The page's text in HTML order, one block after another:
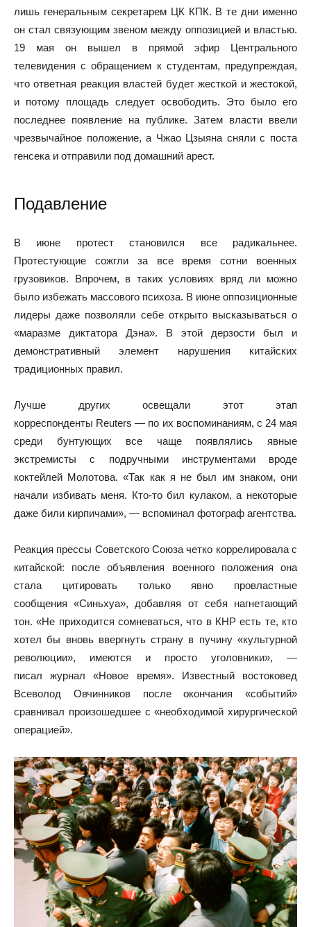
лишь генеральным секретарем ЦК КПК. В те дни именно
он стал связующим звеном между оппозицией и властью.
19 мая он вышел в прямой эфир Центрального
телевидения с обращением к студентам, предупреждая,
что ответная реакция властей будет жесткой и жестокой,
и потому площадь следует освободить. Это было его
последнее появление на публике. Затем власти ввели
чрезвычайное положение, а Чжао Цзыяна сняли с поста
генсека и отправили под домашний арест.
Подавление
В июне протест становился все радикальнее.
Протестующие сожгли за все время сотни военных
грузовиков. Впрочем, в таких условиях вряд ли можно
было избежать массового психоза. В июне оппозиционные
лидеры даже позволяли себе открыто высказываться о
«маразме диктатора Дэна». В этой дерзости был и
демонстративный элемент нарушения китайских
традиционных правил.
Лучше других освещали этот этап
корреспонденты Reuters — по их воспоминаниям, с 24 мая
среди бунтующих все чаще появлялись явные
экстремисты с подручными инструментами вроде
коктейлей Молотова. «Так как я не был им знаком, они
начали избивать меня. Кто-то бил кулаком, а некоторые
даже били кирпичами», — вспоминал фотограф агентства.
Реакция прессы Советского Союза четко коррелировала с
китайской: после объявления военного положения она
стала цитировать только явно провластные
сообщения «Синьхуа», добавляя от себя нагнетающий
тон. «Не приходится сомневаться, что в КНР есть те, кто
хотел бы вновь ввергнуть страну в пучину «культурной
революции», имеются и просто уголовники», —
писал журнал «Новое время». Известный востоковед
Всеволод Овчинников после окончания «событий»
сравнивал произошедшее с «необходимой хирургической
операцией».